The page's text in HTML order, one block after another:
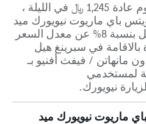
تكلف فنادق نيويورك المصنفة 3 نجوم عادة 1,245 ﷼ في الليلة ،
باي ماريوت نيويورك ميد
تاون مانهاتن / فيفث أفنيو بسعر أقل بنسبة 8% عن معدل السعر
في سبرينغ هيل
مانهاتن / فيفث أفنيو بـ
لمستخدمي
ماريوت نيويورك ميد